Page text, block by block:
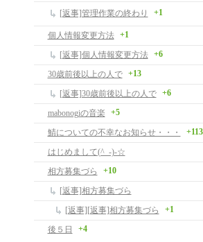
[返事]管理作業の終わり +1
個人情報変更方法 +1
[返事]個人情報変更方法 +6
30歳前後以上の人で +13
[返事]30歳前後以上の人で +6
mabonogiの音楽 +5
鯖についての不幸なお知らせ・・・ +113
はじめまして(^_-)-☆
相方募集づら
+10
[返事]相方募集づら
[返事][返事]相方募集づら
+1
後５日 +4